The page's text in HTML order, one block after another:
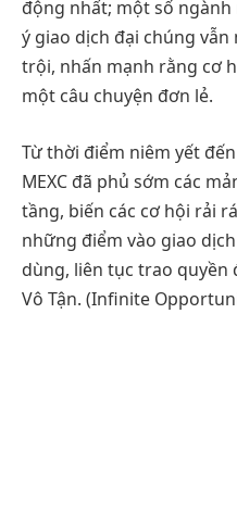
động nhất; một số
ý giao dịch đại chúng
trội, nhấn mạnh rằng cơ
một câu chuyện đơn lẻ.
Từ thời điểm niêm yết
MEXC đã phủ sớm các
tầng, biến các cơ hội rải
những điểm vào giao
dùng, liên tục trao quyền
Vô Tận. (Infinite